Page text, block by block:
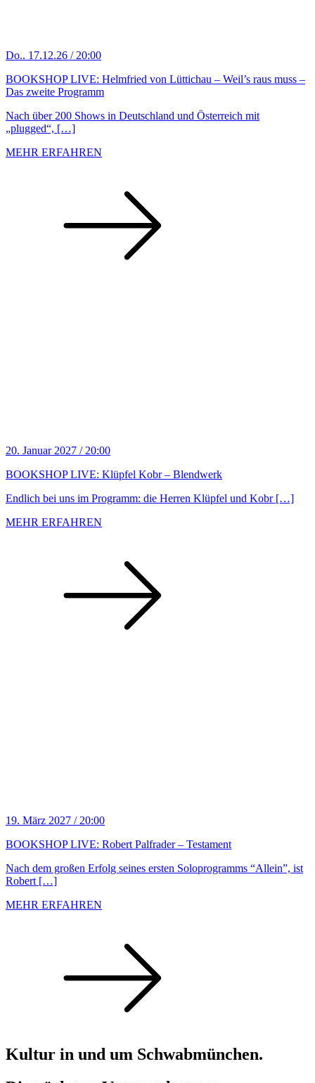
Do.. 17.12.26 / 20:00
BOOKSHOP LIVE: Helmfried von Lüttichau – Weil’s raus muss –
Das zweite Programm
Nach über 200 Shows in Deutschland und Österreich mit
„plugged“, […]
MEHR ERFAHREN
20. Januar 2027 / 20:00
BOOKSHOP LIVE: Klüpfel Kobr – Blendwerk
Endlich bei uns im Programm: die Herren Klüpfel und Kobr […]
MEHR ERFAHREN
19. März 2027 / 20:00
BOOKSHOP LIVE: Robert Palfrader – Testament
Nach dem großen Erfolg seines ersten Soloprogramms “Allein”, ist
Robert […]
MEHR ERFAHREN
Kultur in und um Schwabmünchen.